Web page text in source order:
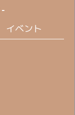
-
イベント